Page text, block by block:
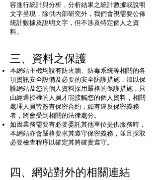
容進行統計與分析，分析結果之統計數據或說明
文字呈現，除供內部研究外，我們會視需要公佈
統計數據及說明文字，但不涉及特定個人之資
料。
三、資料之保護
本網站主機均設有防火牆、防毒系統等相關的各
項資訊安全設備及必要的安全防護措施，加以保
護網站及您的個人資料採用嚴格的保護措施，只
由經過授權的人員才能接觸您的個人資料，相關
處理人員皆簽有保密合約，如有違反保密義務
者，將會受到相關的法律處分。
如因業務需要有必要委託其他單位提供服務時，
本網站亦會嚴格要求其遵守保密義務，並且採取
必要檢查程序以確定其將確實遵守。
四、網站對外的相關連結